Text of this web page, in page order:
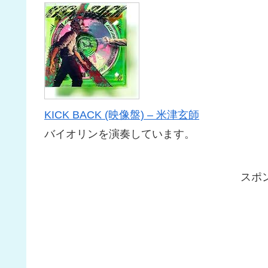
KICK BACK (映像盤) – 米津玄師
バイオリンを演奏しています。
スポ